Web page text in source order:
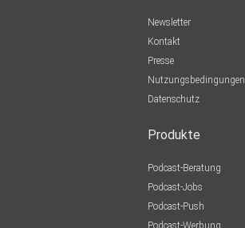
Newsletter
Kontakt
Presse
Nutzungsbedingungen
Datenschutz
Produkte
Podcast-Beratung
Podcast-Jobs
Podcast-Push
Podcast-Werbung